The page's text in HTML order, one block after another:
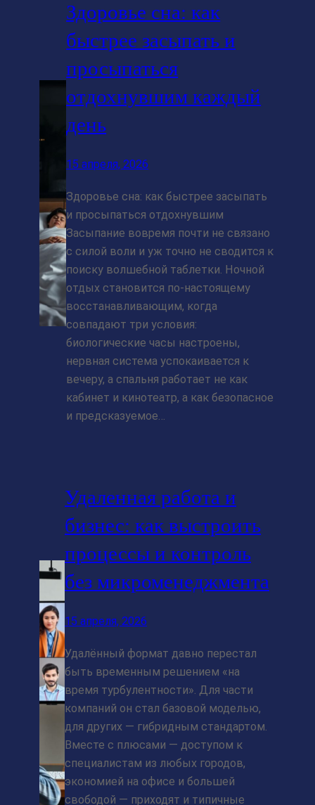
Здоровье сна: как
быстрее засыпать и
просыпаться
отдохнувшим каждый
день
15 апреля, 2026
Здоровье сна: как быстрее засыпать
и просыпаться отдохнувшим
Засыпание вовремя почти не связано
с силой воли и уж точно не сводится к
поиску волшебной таблетки. Ночной
отдых становится по‑настоящему
восстанавливающим, когда
совпадают три условия:
биологические часы настроены,
нервная система успокаивается к
вечеру, а спальня работает не как
кабинет и кинотеатр, а как безопасное
и предсказуемое…
Удаленная работа и
бизнес: как выстроить
процессы и контроль
без микроменеджмента
15 апреля, 2026
Удалённый формат давно перестал
быть временным решением «на
время турбулентности». Для части
компаний он стал базовой моделью,
для других — гибридным стандартом.
Вместе с плюсами — доступом к
специалистам из любых городов,
экономией на офисе и большей
свободой — приходят и типичные